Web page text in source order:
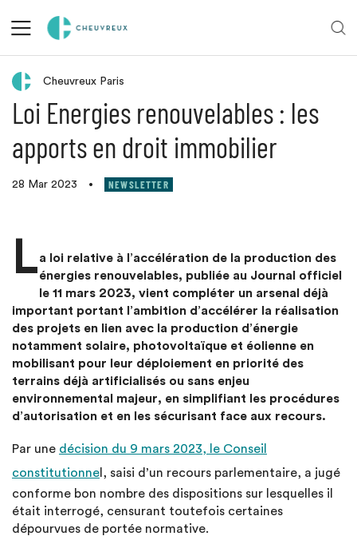
Retour aux actualités
Cheuvreux Paris
Loi Energies renouvelables : les
apports en droit immobilier
28 Mar 2023 • NEWSLETTER
La loi relative à l’accélération de la production des
énergies renouvelables, publiée au Journal officiel
le 11 mars 2023, vient compléter un arsenal déjà
important portant l’ambition d’accélérer la réalisation
des projets en lien avec la production d’énergie
notamment solaire, photovoltaïque et éolienne en
mobilisant pour leur déploiement en priorité des
terrains déjà artificialisés ou sans enjeu
environnemental majeur, en simplifiant les procédures
d’autorisation et en les sécurisant face aux recours.
Par une décision du 9 mars 2023, le Conseil
constitutionne l, saisi d’un recours parlementaire, a jugé
conforme bon nombre des dispositions sur lesquelles il
était interrogé, censurant toutefois certaines
dépourvues de portée normative.